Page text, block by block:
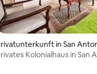
Bewertung: 4,92 von 5,
in San
Kolonialhaus in San